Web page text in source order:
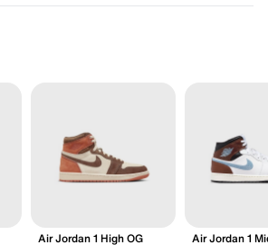
Air Jordan 1 High OG
Air Jordan 1